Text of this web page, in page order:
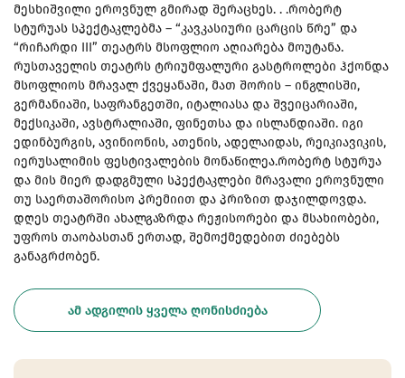
მესხიშვილი ეროვნულ გმირად შერაცხეს. . .რობერტ
სტურუას სპექტაკლებმა – “კავკასიური ცარცის წრე” და
“რიჩარდი III” თეატრს მსოფლიო აღიარება მოუტანა.
რუსთაველის თეატრს ტრიუმფალური გასტროლები ჰქონდა
მსოფლიოს მრავალ ქვეყანაში, მათ შორის – ინგლისში,
გერმანიაში, საფრანგეთში, იტალიასა და შვეიცარიაში,
მექსიკაში, ავსტრალიაში, ფინეთსა და ისლანდიაში. იგი
ედინბურგის, ავინიონის, ათენის, ადელაიდას, რეიკიავიკის,
იერუსალიმის ფესტივალების მონაწილეა.რობერტ სტურუა
და მის მიერ დადგმული სპექტაკლები მრავალი ეროვნული
თუ საერთაშორისო პრემიით და პრიზით დაჯილდოვდა.
დღეს თეატრში ახალგაზრდა რეჟისორები და მსახიობები,
უფროს თაობასთან ერთად, შემოქმედებით ძიებებს
განაგრძობენ.
ᲐᲛ ᲐᲓᲒᲘᲚᲘᲡ ᲧᲕᲔᲚᲐ ᲦᲝᲜᲘᲡᲫᲘᲔᲑᲐ